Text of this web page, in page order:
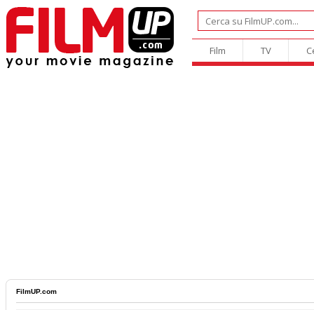
Film TV
FilmUP.com